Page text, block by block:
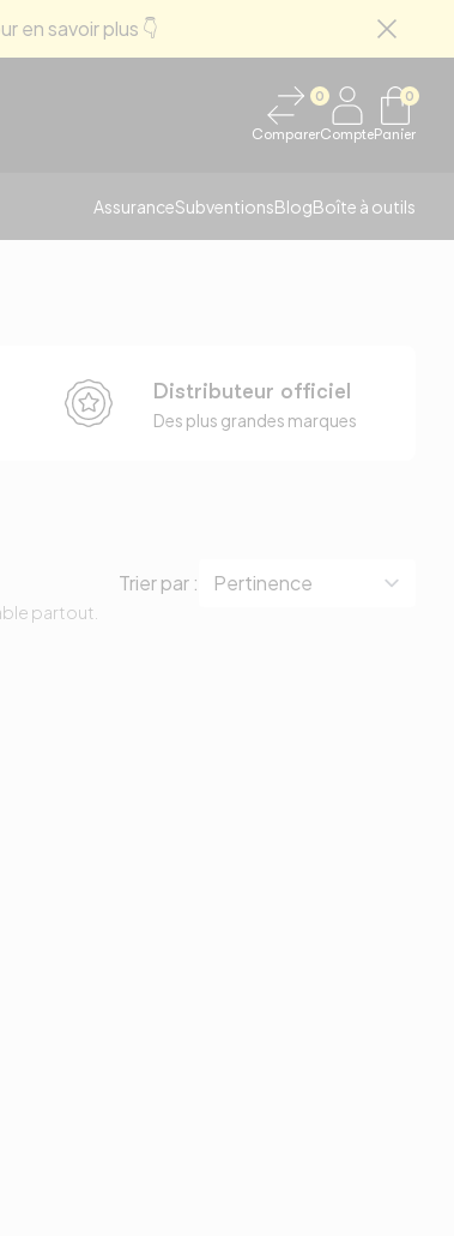
en savoir plus 👇
0
ComparerCompte
0
Panier
AssuranceSubventionsBlogBoîte à outils
Distributeur officiel
Des plus grandes marques
partout.
Trier par :